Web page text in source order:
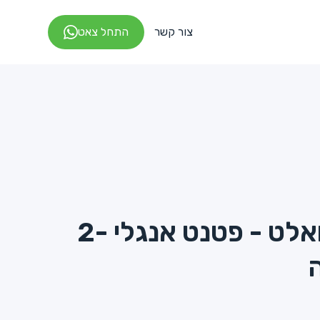
צור קשר התחל צאט
מתקן נייר טואלט - פטנט אנגלי -2